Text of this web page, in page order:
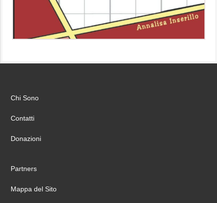
Chi Sono
Contatti
Donazioni
Partners
Mappa del Sito